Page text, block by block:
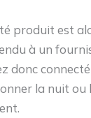
produit est
à un
donc
la nuit ou